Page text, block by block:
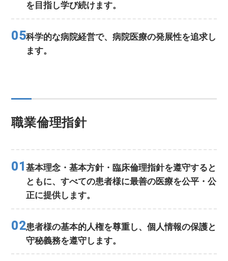
を目指し学び続けます。
05科学的な病院経営で、病院医療の発展性を追求し
ます。
職業倫理指針
01基本理念・基本方針・臨床倫理指針を遵守すると
ともに、すべての患者様に最善の医療を公平・公
正に提供します。
02患者様の基本的人権を尊重し、個人情報の保護と
守秘義務を遵守します。